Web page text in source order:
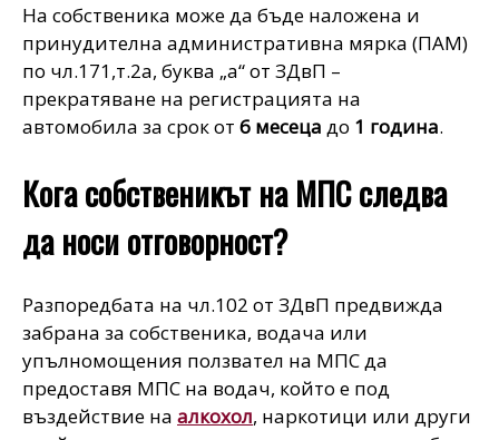
На собственика може да бъде наложена и
принудителна административна мярка (ПАМ)
по чл.171,т.2а, буква „а“ от ЗДвП –
прекратяване на регистрацията на
автомобила за срок от 6 месеца до 1 година.
Кога собственикът на МПС следва
да носи отговорност?
Разпоредбата на чл.102 от ЗДвП предвижда
забрана за собственика, водача или
упълномощения ползвател на МПС да
предоставя МПС на водач, който е под
въздействие на алкохол, наркотици или други